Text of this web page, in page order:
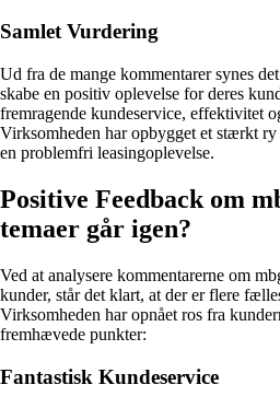
Samlet Vurdering
Ud fra de mange kommentarer synes
skabe en positiv oplevelse for deres
fremragende kundeservice, effektivitet
Virksomheden har opbygget et stærkt
en problemfri leasingoplevelse.
Positive Feedback om
temaer går igen?
Ved at analysere kommentarerne om
kunder, står det klart, at der er flere
Virksomheden har opnået ros fra
fremhævede punkter:
Fantastisk Kundeservice